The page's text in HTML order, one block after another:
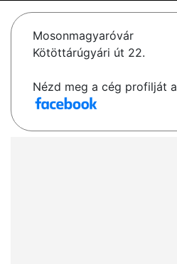
Mosonmagyaróvár
Kötöttárúgyári út 22.
Nézd meg a cég profilját a